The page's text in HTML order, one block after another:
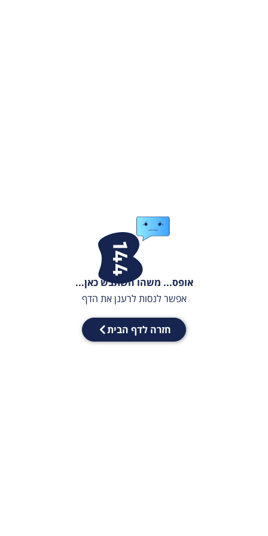
אופס... משהו השתבש כאן...
אפשר לנסות לרענן את הדף
חזרה לדף הבית